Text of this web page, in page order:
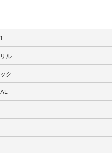
ル
ク